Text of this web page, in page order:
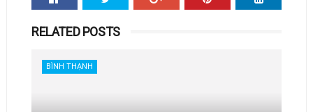
RELATED POSTS
BÌNH THẠNH